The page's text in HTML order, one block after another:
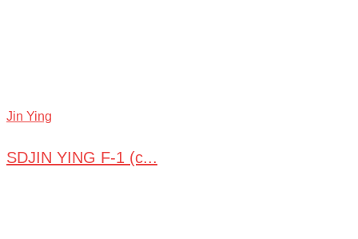
Jin Ying
SDJIN YING F-1 (с...